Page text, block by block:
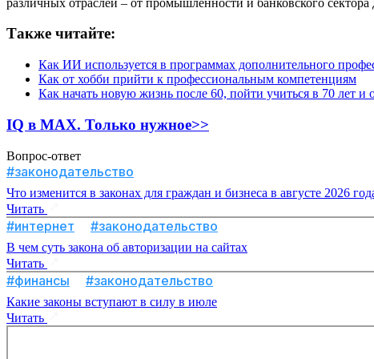
Также читайте:
Как ИИ используется в программах дополнительного
Как от хобби прийти к профессиональным компетенциям
Как начать новую жизнь после 60, пойти учиться в 70 лет
IQ в MAX. Только нужное>>
Вопрос-ответ
#законодательство
Что изменится в законах для граждан и бизнеса в августе 2026
Читать
#интернет #законодательство
В чем суть закона об авторизации на сайтах
Читать
#финансы #законодательство
Какие законы вступают в силу в июле
Читать